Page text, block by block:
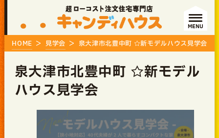
MENU
HOME 見学会 泉大津市北豊中町 ☆新モデルハウス見学会
泉大津市北豊中町 ☆新モデル
ハウス見学会